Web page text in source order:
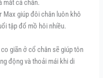
mắt cá chân.
Max giúp đôi chân luôn khô
tập đổ mồ hôi nhiều.
giãn ở cổ chân sẽ giúp tôn
động và thoải mái khi di